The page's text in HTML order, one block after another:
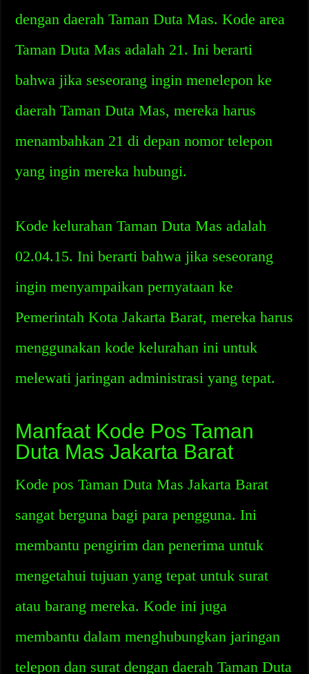
dengan daerah Taman Duta Mas. Kode area
Taman Duta Mas adalah 21. Ini berarti
bahwa jika seseorang ingin menelepon ke
daerah Taman Duta Mas, mereka harus
menambahkan 21 di depan nomor telepon
yang ingin mereka hubungi.
Kode kelurahan Taman Duta Mas adalah
02.04.15. Ini berarti bahwa jika seseorang
ingin menyampaikan pernyataan ke
Pemerintah Kota Jakarta Barat, mereka harus
menggunakan kode kelurahan ini untuk
melewati jaringan administrasi yang tepat.
Manfaat Kode Pos Taman
Duta Mas Jakarta Barat
Kode pos Taman Duta Mas Jakarta Barat
sangat berguna bagi para pengguna. Ini
membantu pengirim dan penerima untuk
mengetahui tujuan yang tepat untuk surat
atau barang mereka. Kode ini juga
membantu dalam menghubungkan jaringan
telepon dan surat dengan daerah Taman Duta